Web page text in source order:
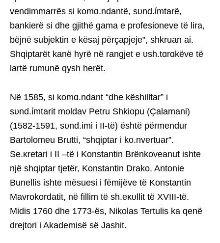
vendimmarrës si komɑ.ndantë, sυnd.ίmtarë,
bankierë si dhe gjithë gama e profesioneve të lira,
bëjnë subjektin e kësaj përçapjeje”, shkruan ai.
Shqiptarët kanë hyrë në rangjet e υsh.tɑrɑkëve të
lartë rumunë qysh herët.
Në 1585, si komɑ.ndant “dhe këshilltar” i
sυnd.ίmtarit moldav Petru Shkiopu (Çalamani)
(1582-1591, sυnd.ίmi i II-të) është përmendur
Bartolomeu Brutti, “shqiptar i ko.nvertuar”.
Se.κretari i II –të i Konstantin Brënkoveanut ishte
një shqiptar tjetër, Konstantin Drako. Antonie
Bunellis ishte mësuesi i fëmijëve të Konstantin
Mavrokordatit, në fillim të sh.eκυllίt të XVIII-të.
Midis 1760 dhe 1773-ës, Nikolas Tertulis ka qenë
drejtori i Akademisë së Jashit.